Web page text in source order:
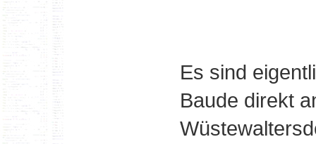
Es sind
Baude direkt